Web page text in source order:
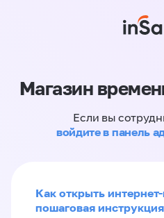
Магазин
Если вы
войдите в панель
Как открыть
пошаговая инструкция